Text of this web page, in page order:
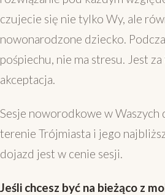
czujecie się nie tylko Wy, ale
nowonarodzone dziecko.
pośpiechu, nie ma stresu. Jest
akceptacja.
Sesje noworodkowe w Waszych
terenie Trójmiasta i jego
dojazd jest w cenie sesji.
Jeśli chcesz być na bieżąco z